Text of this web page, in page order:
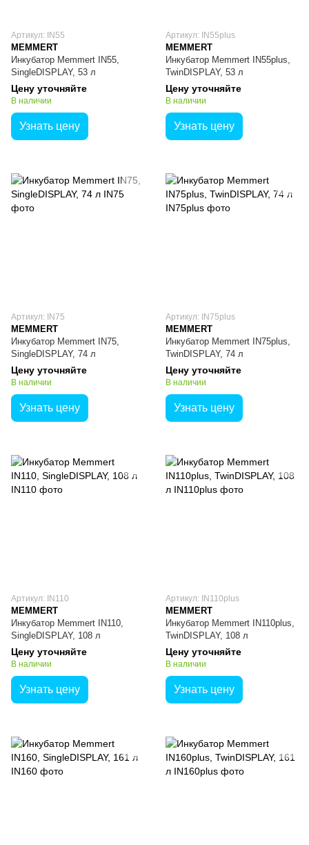
Артикул: IN55
MEMMERT
Инкубатор Memmert IN55,
SingleDISPLAY, 53 л
Цену уточняйте
В наличии
Узнать цену
Артикул: IN55plus
MEMMERT
Инкубатор Memmert IN55plus,
TwinDISPLAY, 53 л
Цену уточняйте
В наличии
Узнать цену
Артикул: IN75
MEMMERT
Инкубатор Memmert IN75,
SingleDISPLAY, 74 л
Цену уточняйте
В наличии
Узнать цену
Артикул: IN75plus
MEMMERT
Инкубатор Memmert IN75plus,
TwinDISPLAY, 74 л
Цену уточняйте
В наличии
Узнать цену
Артикул: IN110
MEMMERT
Инкубатор Memmert IN110,
SingleDISPLAY, 108 л
Цену уточняйте
В наличии
Узнать цену
Артикул: IN110plus
MEMMERT
Инкубатор Memmert IN110plus,
TwinDISPLAY, 108 л
Цену уточняйте
В наличии
Узнать цену